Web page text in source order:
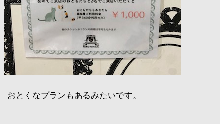
おとくなプランもあるみたいです。